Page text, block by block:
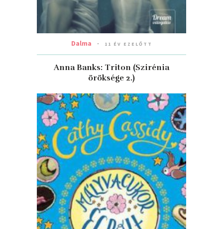
Dalma 11 ÉV EZELŐTT
Anna Banks: Triton (Szirénia
öröksége 2.)